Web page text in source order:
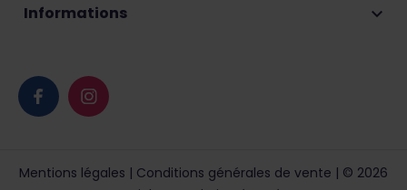
Informations 
Mentions légales | Conditions générales de vente | © 2026